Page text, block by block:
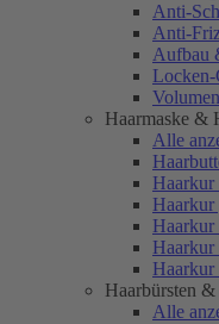
Anti-
Anti-
Aufbau
Haarmaske &
Alle
Haarkur
Haarkur
Haarkur
Haarkur
Haarbürsten
Alle